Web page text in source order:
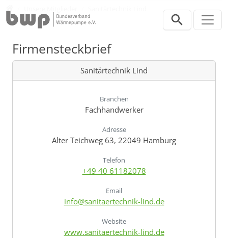
Firmensteckbrief
Sanitärtechnik Lind
Branchen
Fachhandwerker
Adresse
Alter Teichweg 63, 22049 Hamburg
Telefon
+49 40 61182078
Email
info@sanitaertechnik-lind.de
Website
www.sanitaertechnik-lind.de